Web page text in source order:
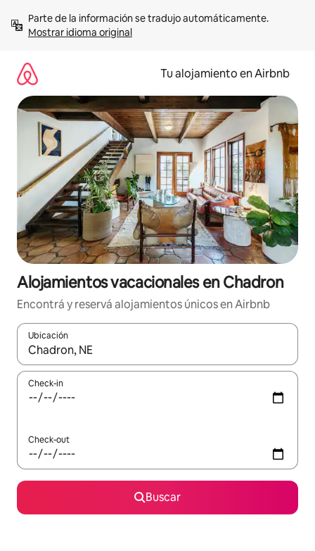
contenidoMostrar idioma original
Tu alojamiento en Airbnb
Alojamientos vacacionales en Chadron
Encontrá y reservá alojamientos únicos en Airbnb
Ubicación
Cuando los resultados estén disponibles, navegá con las
Check-in
Check-out
Buscar